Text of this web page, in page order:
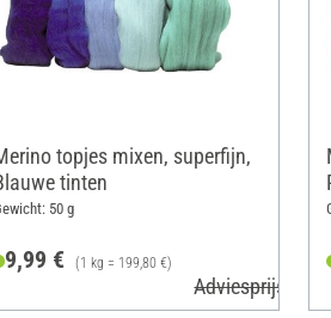
topjes mixen, superfijn,
tinten
50 g
9,99 € (1 kg = 199,80 €)
Adviesprijs